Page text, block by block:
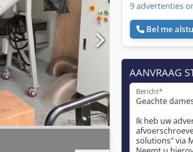
9 advertenties
Bel me
AANVRAAG
Bericht*